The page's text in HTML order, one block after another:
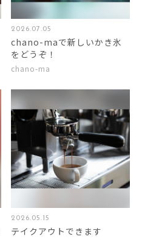
2026.07.05
chano-maで新しいかき氷
をどうぞ！
chano-ma
2026.05.15
テイクアウトできます